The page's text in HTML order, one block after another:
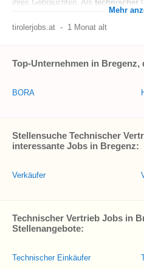
ihres Gebrauchten. Als technischer
Mehr
tirolerjobs.at - 1 Monat alt
Top-Unternehmen in Bregenz,
BORA
Stellensuche Technischer
interessante Jobs in Bregenz:
Verkäufer
Technischer Vertrieb Jobs in
Stellenangebote:
Technischer Einkäufer